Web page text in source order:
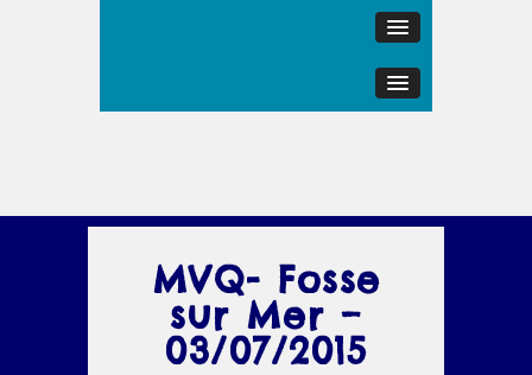
MVQ- Fosse
sur Mer –
03/07/2015